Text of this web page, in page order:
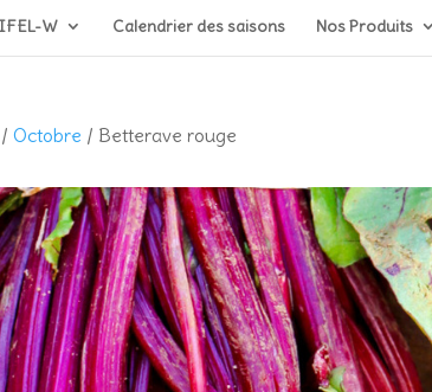
IFEL-W Calendrier des saisons Nos Produits
/Octobre / Betterave rouge